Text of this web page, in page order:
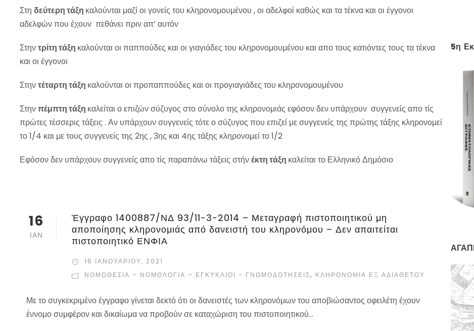
Στη δεύτερη τάξη καλούνται μαζί οι γονείς του κληρονομουμένου , οι αδελφοί καθώς και τα τέκνα και οι έγγονοι
αδελφών που έχουν πεθάνει πριν απ’ αυτόν
Στηντρίτη τάξη καλούνται οι παππούδες και οι γιαγιάδες του κληρονομουμένου και απο τους κατιόντες τους τα τέκνα
και οι έγγονοι
Στηντέταρτη τάξη καλούνται οι προπαππούδες και οι προγιαγιάδες του κληρονομουμένου
Στηνπέμπτη τάξη καλείται ο επιζών σύζυγος στο σύνολο της κληρονομιάς εφόσον δεν υπάρχουν συγγενείς απο τίς
πρώτες τέσσερις τάξεις . Αν υπάρχουν συγγενείς τότε ο σύζυγος που επιζεί με συγγενείς της πρώτης τάξης κληρονομεί
το 1/4 και με τους συγγενείς της 2ης , 3ης και 4ης τάξης κληρονομεί το 1/2
Εφόσον δεν υπάρχουν συγγενείς απο τίς παραπάνω τάξεις στήνέκτη τάξη καλείται το Ελληνικό Δημόσιο
16
ΙΑΝ
Έγγραφο 1400887/ΝΔ 93/11-3-2014 – Μεταγραφή πιστοποιητικού μη
αποποίησης κληρονομιάς από δανειστή του κληρονόμου – Δεν απαιτείται
πιστοποιητικό ΕΝΦΙΑ
16 ΙΑΝΟΥΑΡΊΟΥ, 2021
ΝΟΜΟΘΕΣΊΑ – ΝΟΜΟΛΟΓΊΑ – ΕΓΚΎΚΛΙΟΙ - ΓΝΩΜΟΔΟΤΉΣΕΙΣ, ΚΛΗΡΟΝΟΜΙΆ ΕΞ ΑΔΙΑΘΈΤΟΥ
Με το συγκεκριμένο έγγραφο γίνεται δεκτό ότι οι δανειστές των κληρονόμων του αποβιώσαντος οφειλέτη έχουν
έννομο συμφέρον και δικαίωμα να προβούν σε καταχώριση του πιστοποιητικού...
5η